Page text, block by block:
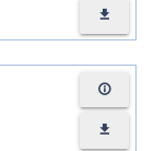
file_download
info_outline
file_download